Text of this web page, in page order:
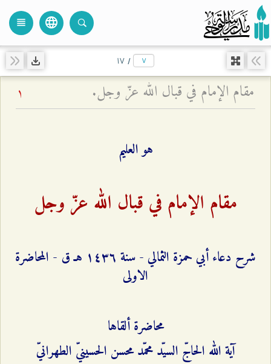
language
view_headline
/ ۱۷
مقام الإمام في قبال الله عزّ وجل. 1
هو العليم
مقام الإمام في قبال الله عزّ وجل
شرح دعاء أبي حمزة الثمالي - سنة ۱٤٣٦ هـ ق - المحاضرة
الاولى
محاضرة ألقاها
آية الله الحاجّ السيّد محمّد محسن الحسينيّ الطهرانيّ